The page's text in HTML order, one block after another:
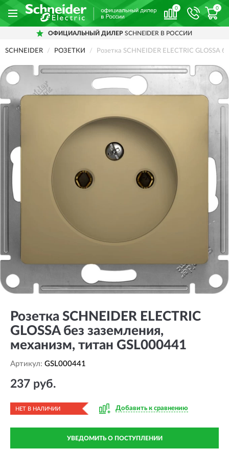
0 0
ОФИЦИАЛЬНЫЙ ДИЛЕРSCHNEIDER В РОССИИ
SCHNEIDER РОЗЕТКИ Розетка SCHNEIDER ELECTRIC GLOSSA
Розетка SCHNEIDER ELECTRIC
GLOSSA без заземления,
механизм, титан GSL000441
Артикул: GSL000441
237 руб.
НЕТ В НАЛИЧИИ Добавить к сравнению
УВЕДОМИТЬ О ПОСТУПЛЕНИИ